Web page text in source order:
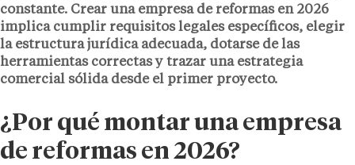
constante. Crear una empresa de reformas en 2026
implica cumplir requisitos legales específicos, elegir
la estructura jurídica adecuada, dotarse de las
herramientas correctas y trazar una estrategia
comercial sólida desde el primer proyecto.
¿Por qué montar una empresa
de reformas en 2026?